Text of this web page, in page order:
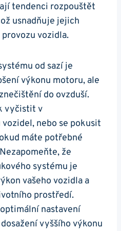
tendenci ‍rozpouštět
usnadňuje jejich
vozidla.
od⁤ sazí je
‌výkonu ⁢motoru, ⁤ale
do ovzduší.
vyčistit v
nebo se pokusit
máte potřebné
že
systému⁢ je
vašeho vozidla a
prostředí.